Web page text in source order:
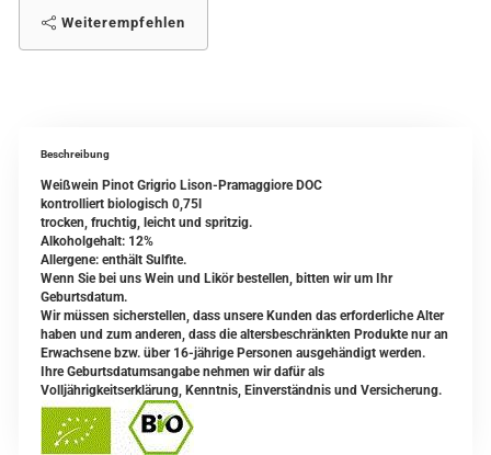
Weiterempfehlen
Beschreibung
Weißwein Pinot Grigrio Lison-Pramaggiore DOC
kontrolliert biologisch 0,75l
trocken, fruchtig, leicht und spritzig.
Alkoholgehalt: 12%
Allergene: enthält Sulfite.
Wenn Sie bei uns Wein und Likör bestellen, bitten wir um Ihr
Geburtsdatum.
Wir müssen sicherstellen, dass unsere Kunden das erforderliche Alter
haben und zum anderen, dass die altersbeschränkten Produkte nur an
Erwachsene bzw. über 16-jährige Personen ausgehändigt werden.
Ihre Geburtsdatumsangabe nehmen wir dafür als
Volljährigkeitserklärung, Kenntnis, Einverständnis und Versicherung.